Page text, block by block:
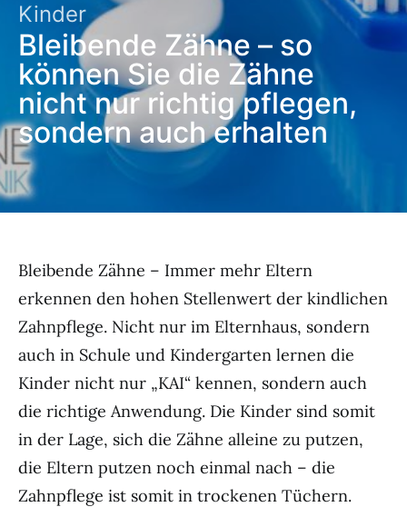
Kinder
Bleibende Zähne – so
können Sie die Zähne
nicht nur richtig pflegen,
sondern auch erhalten
Bleibende Zähne – Immer mehr Eltern
erkennen den hohen Stellenwert der kindlichen
Zahnpflege. Nicht nur im Elternhaus, sondern
auch in Schule und Kindergarten lernen die
Kinder nicht nur „KAI“ kennen, sondern auch
die richtige Anwendung. Die Kinder sind somit
in der Lage, sich die Zähne alleine zu putzen,
die Eltern putzen noch einmal nach – die
Zahnpflege ist somit in trockenen Tüchern.